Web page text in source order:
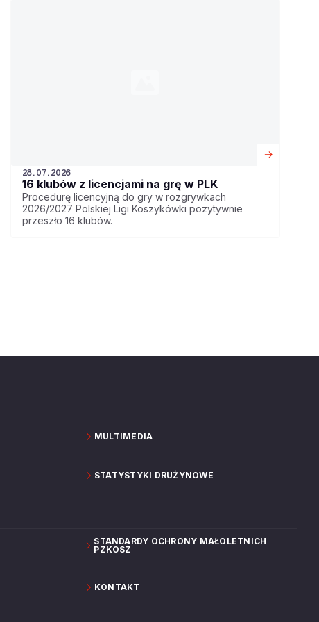
28.07.2026
16 klubów z licencjami na grę w PLK
Procedurę licencyjną do gry w rozgrywkach
2026/2027 Polskiej Ligi Koszykówki pozytywnie
przeszło 16 klubów.
MULTIMEDIA
STATYSTYKI DRUŻYNOWE
STANDARDY OCHRONY MAŁOLETNICH
PZKOSZ
KONTAKT